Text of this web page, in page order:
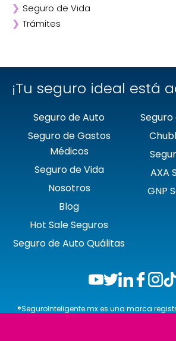
❯ Chubb
❯ GNP
❯ Seguro de Vida
❯ Trámites
¡Tu seguro ideal está
Seguro de Auto
Seguro de Gastos
Médicos
Seguro de Vida
Nosotros
Blog
Hot Sale Seguros
Seguro de Auto Quálitas
AXA
GNP
®SeguroInteligente.mx es una marca